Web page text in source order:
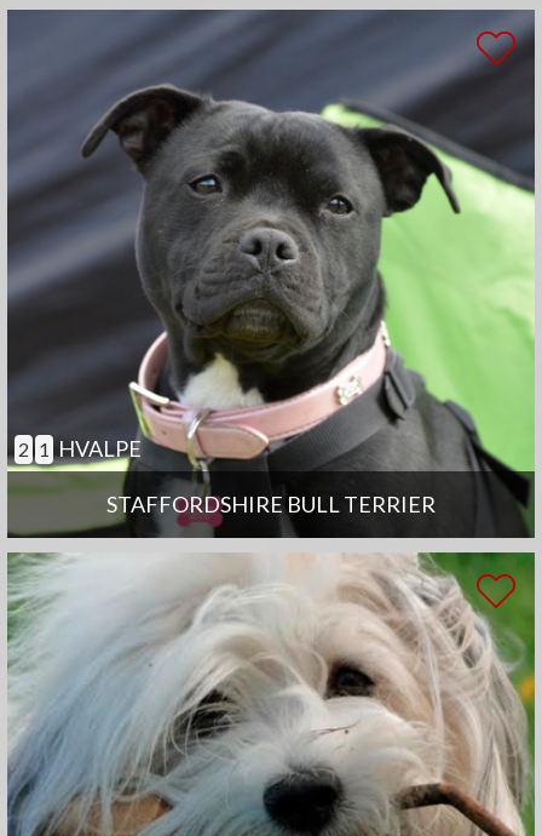
MELLEM
MELLEM
MEGET
TEMPERAMENT
MELLEM
SELVSTÆNDIG
ANDRE EGENSKABER
GOD TIL AGILITY
GOD TIL ÆLDRE
BØRNEVENLIG
JAGTHUND
BRUGSHUND
GØR SJÆLDENT
STAFFORDSHIRE BULL TERRIER
2 1 HVALPE